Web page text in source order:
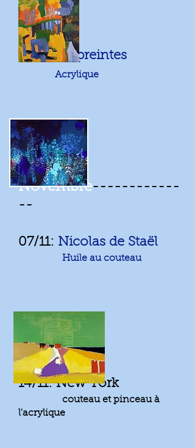
17/10:Empreintes
Acrylique
Novembre------------
--
07/11: ​ Nicolas de Staël
Huile au couteau
14/11: New York
couteau et pinceau à
l'acrylique